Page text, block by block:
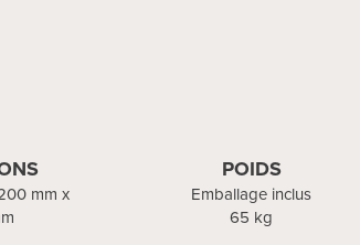
mm x
POIDS
Emballage inclus
65 kg